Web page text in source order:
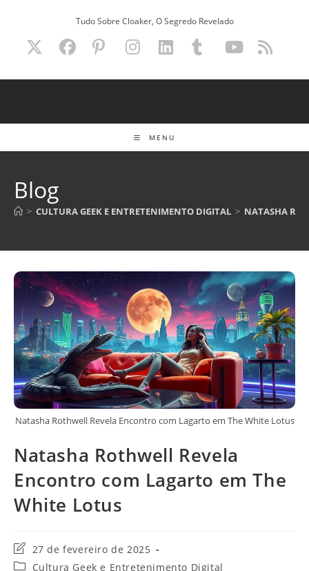
Tudo Sobre Cloaker, O Segredo Revelado
MENU
Blog
> CULTURA GEEK E ENTRETENIMENTO DIGITAL > NATASHA
Natasha Rothwell Revela Encontro com Lagarto em The White Lotus
Natasha Rothwell Revela
Encontro com Lagarto em The
White Lotus
Última
modificação
27 de fevereiro de 2025
Categoria
Cultura Geek e Entretenimento Digital